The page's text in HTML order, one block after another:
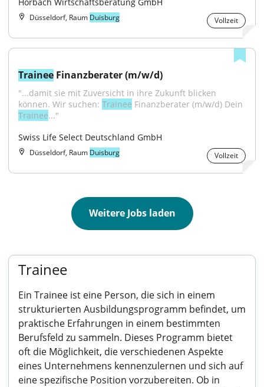
Düsseldorf, Raum Duisburg Vollzeit
Trainee Finanzberater (m/w/d)
"...damit sie mit Zuversicht in ihre Zukunft blicken
können. Wir suchen: Trainee
Trainee..."
Swiss Life Select Deutschland GmbH
Düsseldorf, Raum Duisburg Vollzeit
Weitere Jobs laden
Trainee
Ein Trainee ist eine Person, die sich in einem
strukturierten Ausbildungsprogramm befindet, um
praktische Erfahrungen in einem bestimmten
Berufsfeld zu sammeln. Dieses Programm bietet
oft die Möglichkeit, die verschiedenen Aspekte
eines Unternehmens kennenzulernen und sich auf
eine spezifische Position vorzubereiten. Ob in